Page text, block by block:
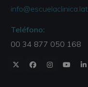
info@escuelaclinica.lat
Teléfono:
00 34 877 050 168